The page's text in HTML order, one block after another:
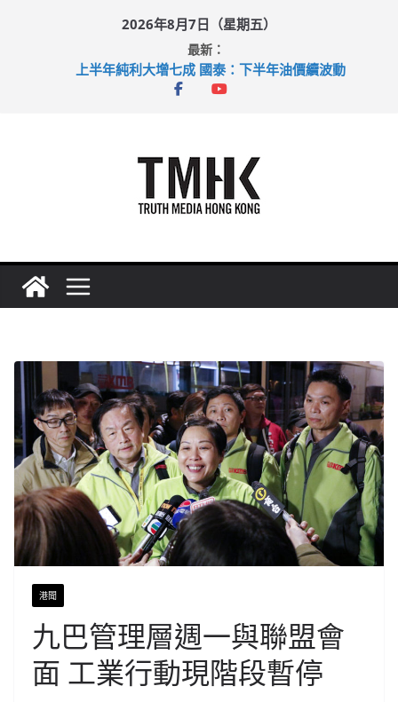
2026年8月7日（星期五）
最新：
上半年純利大增七成 國泰：下半年油價續波動
拜仁熱身賽挫維拉 啟德主場館奪錦標
港聞
九巴管理層週一與聯盟會
面 工業行動現階段暫停